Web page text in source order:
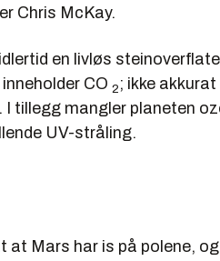
Chris McKay.
en livløs
CO 2 ; ikke
I tillegg mangler planeten
UV-stråling.
at Mars har is på polene,